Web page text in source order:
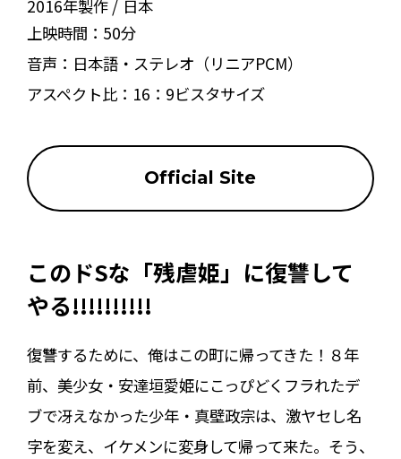
2016年製作
日本
上映時間： 50分
音声： 日本語・ステレオ（リニアPCM）
アスペクト比： 16：9ビスタサイズ
Official Site
このドSな「残虐姫」に復讐して
やる!!!!!!!!!!
復讐するために、俺はこの町に帰ってきた！８年
前、美少女・安達垣愛姫にこっぴどくフラれたデ
ブで冴えなかった少年・真壁政宗は、激ヤセし名
字を変え、イケメンに変身して帰って来た。そう、